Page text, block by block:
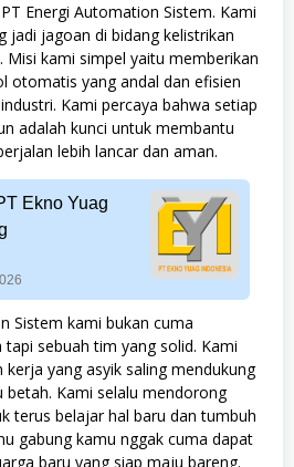
Energi Automation Sistem. Kami
jadi jagoan di bidang kelistrikan
kami simpel yaitu memberikan
otomatis yang andal dan efisien
Kami percaya bahwa setiap
adalah kunci untuk membantu
lebih lancar dan aman.
Ekno Yuag
Sistem kami bukan cuma
sebuah tim yang solid. Kami
yang asyik saling mendukung
betah. Kami selalu mendorong
terus belajar hal baru dan tumbuh
gabung kamu nggak cuma dapat
baru yang siap maju bareng.